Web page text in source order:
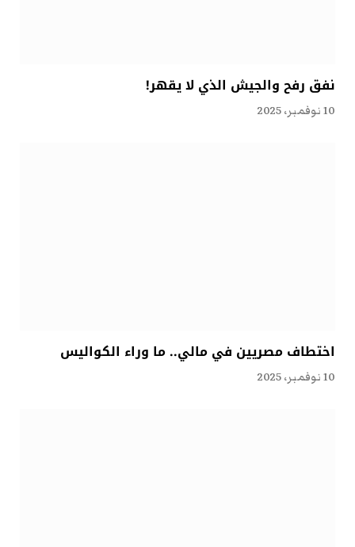
نفق رفح والجيش الذي لا يقهر!
10 نوفمبر، 2025
اختطاف مصريين في مالي.. ما وراء الكواليس
10 نوفمبر، 2025